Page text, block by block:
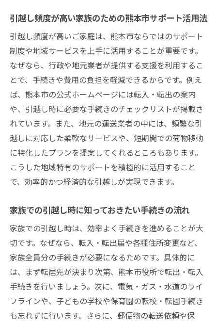
引越し頻度が高い家族のための熊本市サポート活用法
引越し頻度が高いご家庭は、熊本市ならではのサポート
制度や地域サービスを上手に活用することが重要です。
なぜなら、行政や地元業者が提供する支援を利用するこ
とで、手続きや費用の負担を軽減できるからです。例え
ば、熊本市の公式ホームページには転入・転出の案内
や、引越し時に必要な手続きのチェックリストが掲載さ
れています。また、地元の運送業者の中には、頻繁な引
越しに対応した柔軟なサービスや、短期間での荷物移動
に特化したプランを提案してくれるところもあります。
こうした地域特有のサポートを積極的に活用すること
で、効率的かつ経済的な引越しが実現できます。
家族での引越し時に知っておきたい手続きの流れ
家族での引越し時は、効率よく手続きを進めることが大
切です。なぜなら、転入・転出届や各種住所変更など、
家族全員分の手続きが必要になるためです。具体的に
は、まず転居先が決まり次第、熊本市役所で転出・転入
手続きを行いましょう。次に、電気・ガス・水道のライ
フラインや、子どもの学校や保育園の転校・転園手続き
も忘れずに行います。さらに、郵便物の転送依頼や保